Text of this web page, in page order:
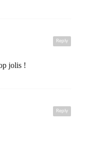
Reply
jolis !
Reply